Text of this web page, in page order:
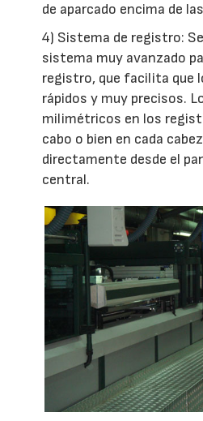
de aparcado encima de
4) Sistema de registro:
sistema muy avanzado
registro, que facilita que
rápidos y muy precisos.
milimétricos en los
cabo o bien en cada
directamente desde el
central.